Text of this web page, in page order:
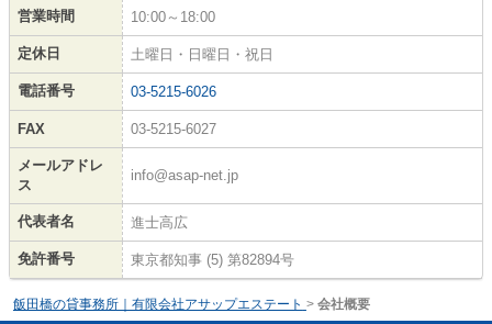
営業時間 10:00～18:00
定休日 土曜日・日曜日・祝日
電話番号 03-5215-6026
FAX 03-5215-6027
メールアドレ
ス
info@asap-net.jp
代表者名 進士高広
免許番号 東京都知事 (5) 第82894号
飯田橋の貸事務所｜有限会社アサップエステート > 会社概要